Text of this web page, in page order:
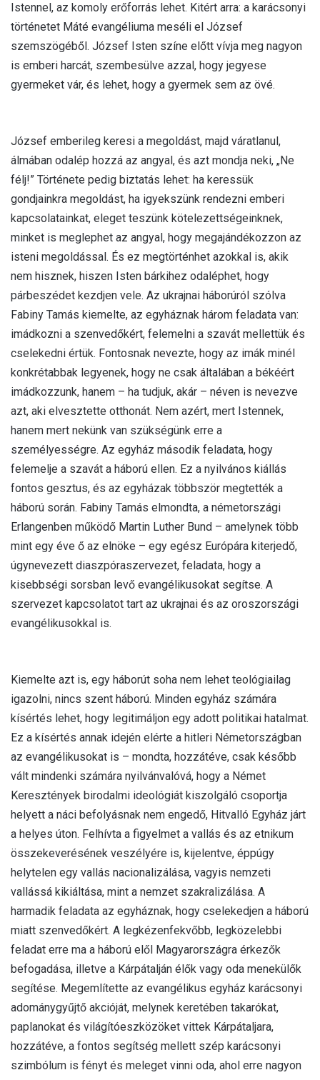
Istennel, az komoly erőforrás lehet. Kitért arra: a karácsonyi
történetet Máté evangéliuma meséli el József
szemszögéből. József Isten színe előtt vívja meg nagyon
is emberi harcát, szembesülve azzal, hogy jegyese
gyermeket vár, és lehet, hogy a gyermek sem az övé.
József emberileg keresi a megoldást, majd váratlanul,
álmában odalép hozzá az angyal, és azt mondja neki, „Ne
félj!” Története pedig biztatás lehet: ha keressük
gondjainkra megoldást, ha igyekszünk rendezni emberi
kapcsolatainkat, eleget teszünk kötelezettségeinknek,
minket is meglephet az angyal, hogy megajándékozzon az
isteni megoldással. És ez megtörténhet azokkal is, akik
nem hisznek, hiszen Isten bárkihez odaléphet, hogy
párbeszédet kezdjen vele. Az ukrajnai háborúról szólva
Fabiny Tamás kiemelte, az egyháznak három feladata van:
imádkozni a szenvedőkért, felemelni a szavát mellettük és
cselekedni értük. Fontosnak nevezte, hogy az imák minél
konkrétabbak legyenek, hogy ne csak általában a békéért
imádkozzunk, hanem – ha tudjuk, akár – néven is nevezve
azt, aki elvesztette otthonát. Nem azért, mert Istennek,
hanem mert nekünk van szükségünk erre a
személyességre. Az egyház második feladata, hogy
felemelje a szavát a háború ellen. Ez a nyilvános kiállás
fontos gesztus, és az egyházak többször megtették a
háború során. Fabiny Tamás elmondta, a németországi
Erlangenben működő Martin Luther Bund – amelynek több
mint egy éve ő az elnöke – egy egész Európára kiterjedő,
úgynevezett diaszpóraszervezet, feladata, hogy a
kisebbségi sorsban levő evangélikusokat segítse. A
szervezet kapcsolatot tart az ukrajnai és az oroszországi
evangélikusokkal is.
Kiemelte azt is, egy háborút soha nem lehet teológiailag
igazolni, nincs szent háború. Minden egyház számára
kísértés lehet, hogy legitimáljon egy adott politikai hatalmat.
Ez a kísértés annak idején elérte a hitleri Németországban
az evangélikusokat is – mondta, hozzátéve, csak később
vált mindenki számára nyilvánvalóvá, hogy a Német
Keresztények birodalmi ideológiát kiszolgáló csoportja
helyett a náci befolyásnak nem engedő, Hitvalló Egyház járt
a helyes úton. Felhívta a figyelmet a vallás és az etnikum
összekeverésének veszélyére is, kijelentve, éppúgy
helytelen egy vallás nacionalizálása, vagyis nemzeti
vallássá kikiáltása, mint a nemzet szakralizálása. A
harmadik feladata az egyháznak, hogy cselekedjen a háború
miatt szenvedőkért. A legkézenfekvőbb, legközelebbi
feladat erre ma a háború elől Magyarországra érkezők
befogadása, illetve a Kárpátalján élők vagy oda menekülők
segítése. Megemlítette az evangélikus egyház karácsonyi
adománygyűjtő akcióját, melynek keretében takarókat,
paplanokat és világítóeszközöket vittek Kárpátaljara,
hozzátéve, a fontos segítség mellett szép karácsonyi
szimbólum is fényt és meleget vinni oda, ahol erre nagyon